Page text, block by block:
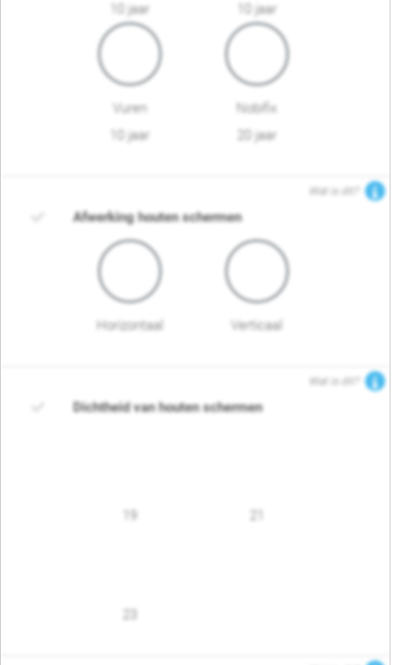
10 jaar
10 jaar
Vuren
10 jaar
Nobifix
20 jaar
Wat is dit?
Afwerking houten schermen
Horizontaal Verticaal
Wat is dit?
Dichtheid van houten schermen
19